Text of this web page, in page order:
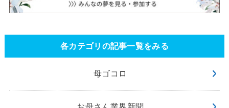
各カテゴリの記事一覧をみる
母ゴコロ